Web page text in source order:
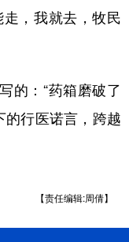
走，我就去，牧民
的：“药箱磨破了
的行医诺言，跨越
【责任编辑:周倩】